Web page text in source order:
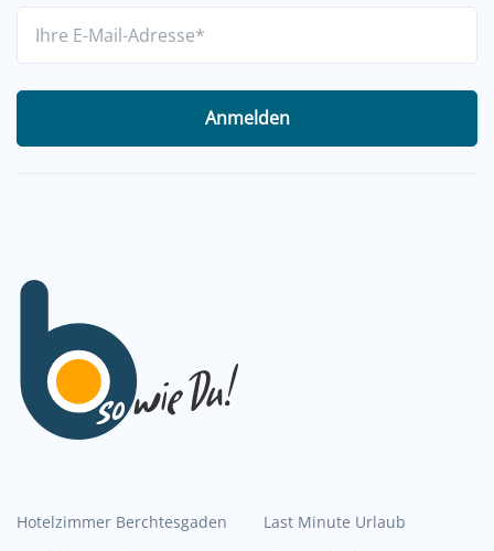
Anmelden
Hotelzimmer Berchtesgaden
Last Minute Urlaub